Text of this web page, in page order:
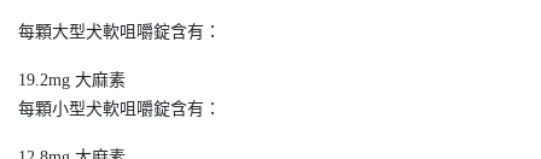
每顆大型犬軟咀嚼錠含有：
19.2mg 大麻素
每顆小型犬軟咀嚼錠含有：